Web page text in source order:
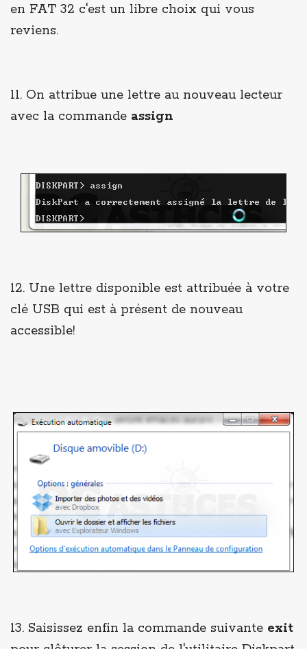
en FAT 32 c'est un libre choix qui vous
reviens.
11. On attribue une lettre au nouveau lecteur
avec la commande assign
12. Une lettre disponible est attribuée à votre
clé USB qui est à présent de nouveau
accessible!
13. Saisissez enfin la commande suivante exit